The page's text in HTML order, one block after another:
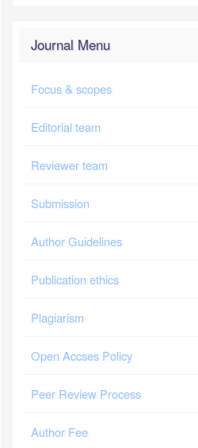
Journal Menu
Focus & scopes
Editorial team
Reviewer team
Submission
Author Guidelines
Publication ethics
Plagiarism
Open Accses Policy
Peer Review Process
Author Fee